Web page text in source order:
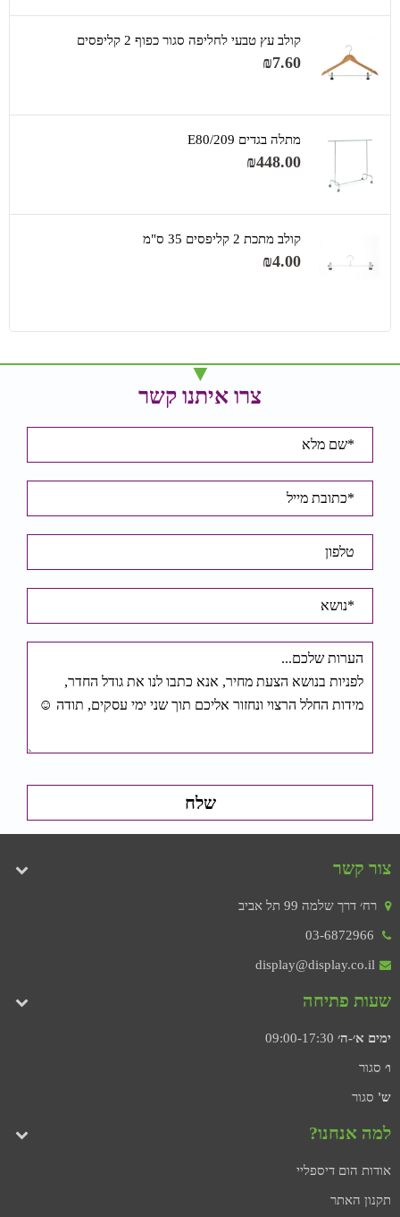
קולב עץ טבעי לחליפה סגור כפוף 2 קליפסים
₪7.60
מתלה בגדים 209/E80
₪448.00
קולב מתכת 2 קליפסים 35 ס"מ
₪4.00
צרו איתנו קשר
צור קשר
רח׳ דרך שלמה 99 תל אביב
03-6872966
display@display.co.il
שעות פתיחה
ימים א׳-ה׳
ו׳ סגור
ש' סגור
למה אנחנו?
אודות הום דיספליי
תקנון האתר